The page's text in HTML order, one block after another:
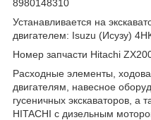
8980148310
Устанавливается на
двигателем: Isuzu (Исузу)
Номер запчасти Hitachi
Расходные элементы,
двигателям, навесное
гусеничных экскаваторов, а
HITACHI с дизельным